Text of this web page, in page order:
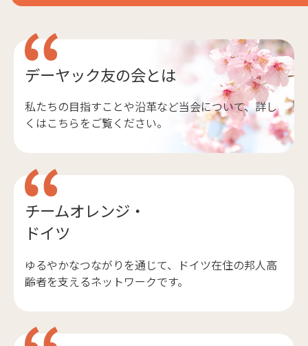
デーヤック友の会とは
私たちの目指すことや沿革など当会について、詳し
くはこちらをご覧ください。
チームオレンジ・
ドイツ
ゆるやかなつながりを通じて、ドイツ在住の邦人高
齢者を支えるネットワークです。